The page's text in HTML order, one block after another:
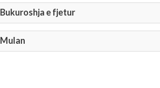
Bukuroshja e fjetur
Mulan